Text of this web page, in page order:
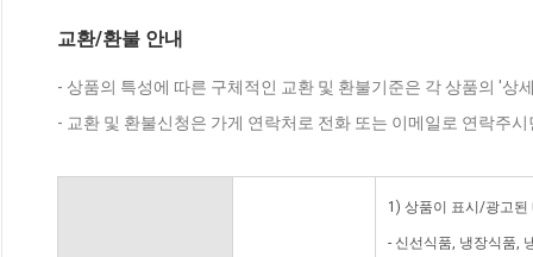
교환/환불 안내
- 상품의 특성에 따른 구체적인 교환 및 환불기준은 각 상품의 '상
- 교환 및 환불신청은 가게 연락처로 전화 또는 이메일로 연락주
1) 상품이 표시/광고된
- 신선식품, 냉장식품,